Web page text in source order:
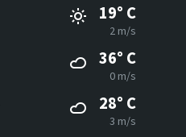
19° C
2 m/s
36° C
0 m/s
28° C
3 m/s